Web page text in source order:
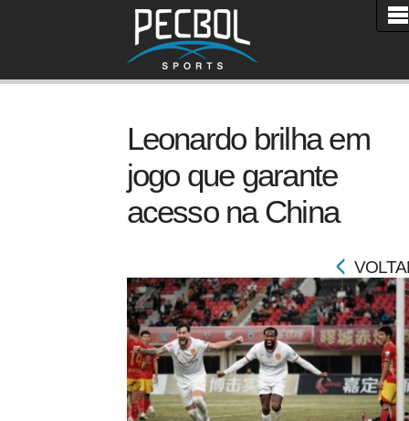
Leonardo brilha em
jogo que garante
acesso na China